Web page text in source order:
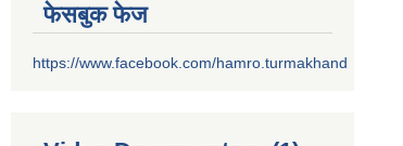
फेसबुक फेज
https://www.facebook.com/hamro.turmakhand